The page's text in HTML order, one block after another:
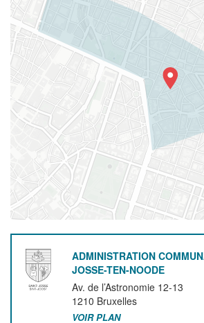
ADMINISTRATION
JOSSE-TEN-NOODE
Av. de l’Astronomie 12-13
1210 Bruxelles
VOIR PLAN